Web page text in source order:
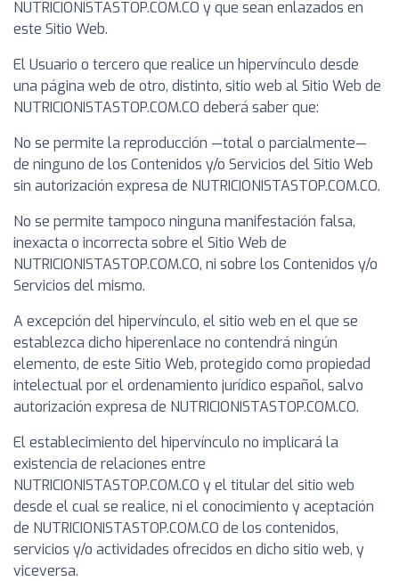
NUTRICIONISTASTOP.COM.CO y que sean enlazados en
este Sitio Web.
El Usuario o tercero que realice un hipervínculo desde
una página web de otro, distinto, sitio web al Sitio Web de
NUTRICIONISTASTOP.COM.CO deberá saber que:
No se permite la reproducción —total o parcialmente—
de ninguno de los Contenidos y/o Servicios del Sitio Web
sin autorización expresa de NUTRICIONISTASTOP.COM.CO.
No se permite tampoco ninguna manifestación falsa,
inexacta o incorrecta sobre el Sitio Web de
NUTRICIONISTASTOP.COM.CO, ni sobre los Contenidos y/o
Servicios del mismo.
A excepción del hipervínculo, el sitio web en el que se
establezca dicho hiperenlace no contendrá ningún
elemento, de este Sitio Web, protegido como propiedad
intelectual por el ordenamiento jurídico español, salvo
autorización expresa de NUTRICIONISTASTOP.COM.CO.
El establecimiento del hipervínculo no implicará la
existencia de relaciones entre
NUTRICIONISTASTOP.COM.CO y el titular del sitio web
desde el cual se realice, ni el conocimiento y aceptación
de NUTRICIONISTASTOP.COM.CO de los contenidos,
servicios y/o actividades ofrecidos en dicho sitio web, y
viceversa.